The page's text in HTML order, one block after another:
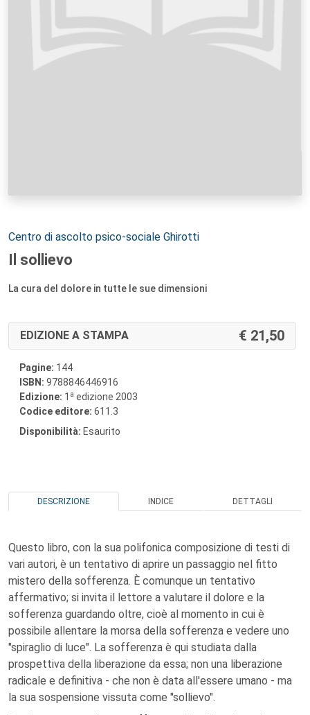
Autori:
Centro di ascolto psico-sociale Ghirotti
Il sollievo
La cura del dolore in tutte le sue dimensioni
EDIZIONE A STAMPA 21,50
Pagine: 144
ISBN: 9788846446916
Edizione: 1 a edizione 2003
Codice editore: 611.3
Disponibilità: Esaurito
DESCRIZIONE INDICE DETTAGLI
Questo libro, con la sua polifonica composizione di testi di
vari autori, è un tentativo di aprire un passaggio nel fitto
mistero della sofferenza. È comunque un tentativo
affermativo; si invita il lettore a valutare il dolore e la
sofferenza guardando oltre, cioè al momento in cui è
possibile allentare la morsa della sofferenza e vedere uno
"spiraglio di luce". La sofferenza è qui studiata dalla
prospettiva della liberazione da essa; non una liberazione
radicale e definitiva - che non è data all'essere umano - ma
la sua sospensione vissuta come "sollievo".